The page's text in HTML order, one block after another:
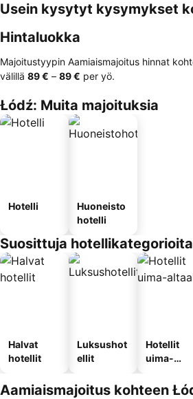
Usein kysytyt kysymykset
Hintaluokka
Majoitustyypin Aamiaismajoitus hinnat
välillä ‎89 € – ‎89 € per yö.
Łódź: Muita majoituksia
Hotelli
Huoneisto
hotelli
Suosittuja
Halvat
hotellit
Luksushot
ellit
Hotellit
uima-
Aamiaismajoitus kohteen